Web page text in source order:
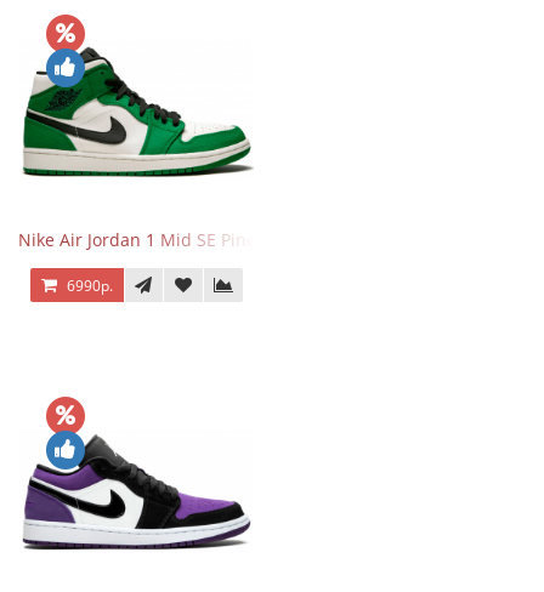
Nike Air Jordan 1 Mid SE Pine Green
6990р.